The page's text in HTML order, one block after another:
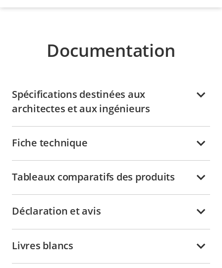
Documentation
Spécifications destinées aux
architectes et aux ingénieurs
Fiche technique
Tableaux comparatifs des produits
Déclaration et avis
Livres blancs